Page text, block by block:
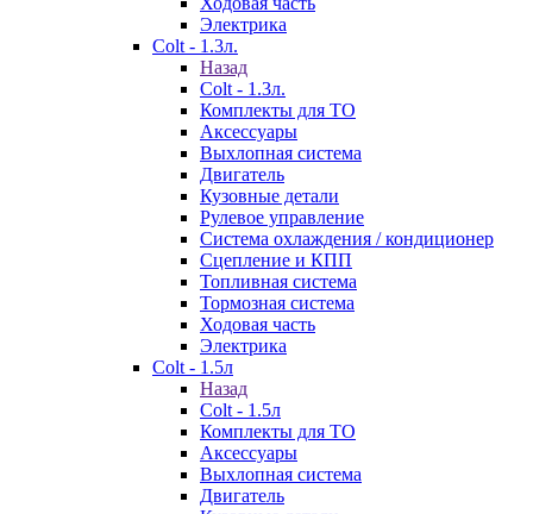
Электрика
Colt - 1.3л.
Назад
Colt - 1.3л.
Комплекты для ТО
Аксессуары
Выхлопная система
Двигатель
Кузовные детали
Рулевое управление
Система охлаждения / кондиционер
Сцепление и КПП
Топливная система
Тормозная система
Ходовая часть
Электрика
Colt - 1.5л
Назад
Colt - 1.5л
Комплекты для ТО
Аксессуары
Выхлопная система
Двигатель